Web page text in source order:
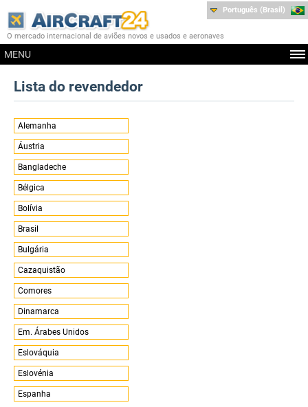
O mercado internacional de aviões novos e usados e aeronaves
MENU
Português (Brasil)
Lista do revendedor
Alemanha
Áustria
Bangladeche
Bélgica
Bolívia
Brasil
Bulgária
Cazaquistão
Comores
Dinamarca
Em. Árabes Unidos
Eslováquia
Eslovénia
Espanha